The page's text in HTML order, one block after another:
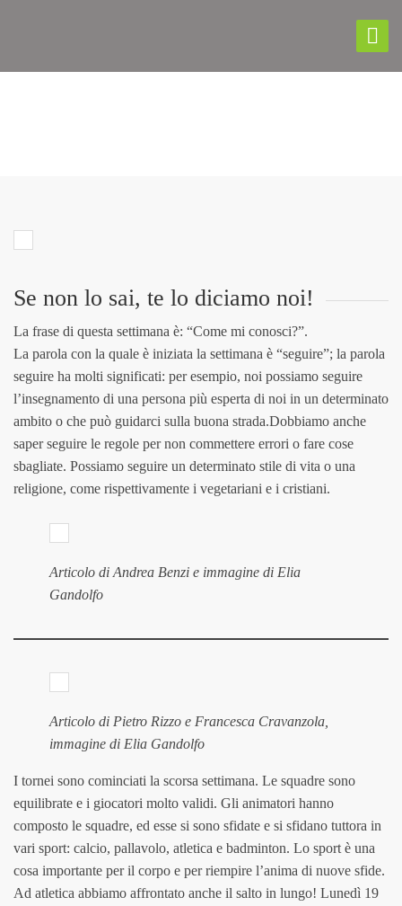
Se non lo sai, te lo diciamo noi!
La frase di questa settimana è: “Come mi conosci?”.
La parola con la quale è iniziata la settimana è “seguire”; la parola
seguire ha molti significati: per esempio, noi possiamo seguire
l’insegnamento di una persona più esperta di noi in un determinato
ambito o che può guidarci sulla buona strada.Dobbiamo anche
saper seguire le regole per non commettere errori o fare cose
sbagliate. Possiamo seguire un determinato stile di vita o una
religione, come rispettivamente i vegetariani e i cristiani.
Articolo di Andrea Benzi e immagine di Elia
Gandolfo
Articolo di Pietro Rizzo e Francesca Cravanzola,
immagine di Elia Gandolfo
I tornei sono cominciati la scorsa settimana. Le squadre sono
equilibrate e i giocatori molto validi. Gli animatori hanno
composto le squadre, ed esse si sono sfidate e si sfidano tuttora in
vari sport: calcio, pallavolo, atletica e badminton. Lo sport è una
cosa importante per il corpo e per riempire l’anima di nuove sfide.
Ad atletica abbiamo affrontato anche il salto in lungo! Lunedì 19